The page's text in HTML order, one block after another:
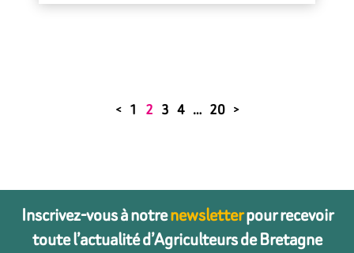
< 1 2 3 4 … 20 >
Inscrivez-vous à notrenewsletterpour recevoir
toute l’actualité d’Agriculteurs de Bretagne